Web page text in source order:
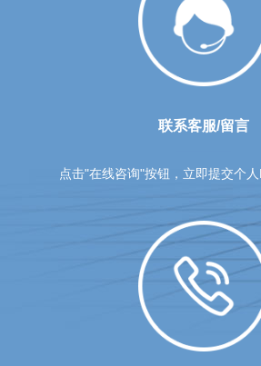
联系客服/留言
点击"在线咨询"按钮，立即提交个